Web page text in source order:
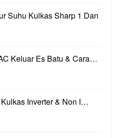
Suhu Kulkas Sharp 1 Dan
Keluar Es Batu & Cara…
Inverter & Non I…